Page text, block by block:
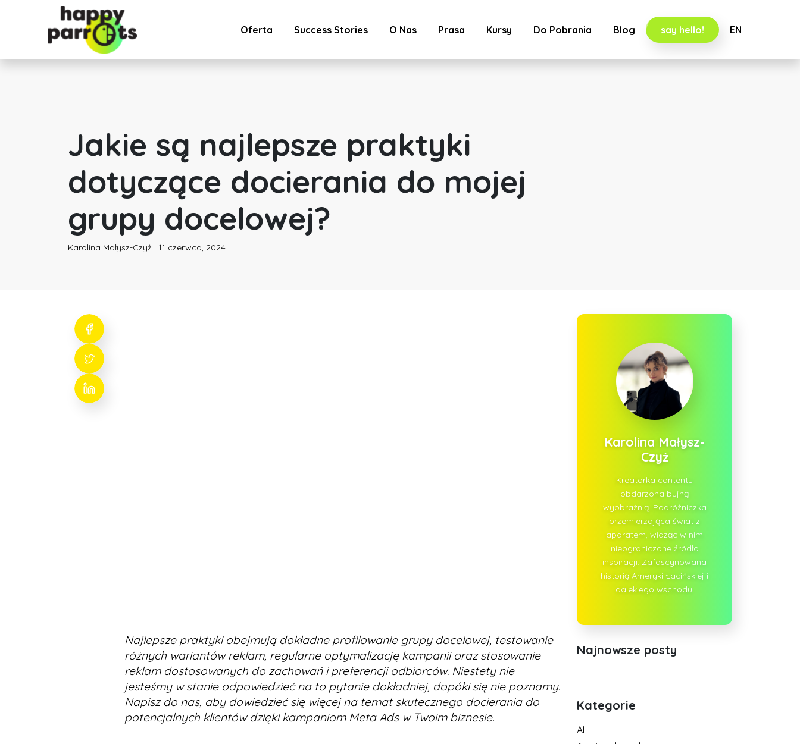
Oferta Success Stories O Nas Prasa Kursy Do Pobrania Blog say hello! EN
Jakie są najlepsze praktyki
dotyczące docierania do mojej
grupy docelowej?
Karolina Małysz-Czyż | 11 czerwca, 2024
Najlepsze praktyki obejmują dokładne profilowanie grupy docelowej, testowanie
różnych wariantów reklam, regularne optymalizację kampanii oraz stosowanie
reklam dostosowanych do zachowań i preferencji odbiorców. Niestety nie
jesteśmy w stanie odpowiedzieć na to pytanie dokładniej, dopóki się nie poznamy.
Napisz do nas, aby dowiedzieć się więcej na temat skutecznego docierania do
potencjalnych klientów dzięki kampaniom Meta Ads w Twoim biznesie.
Karolina Małysz-
Czyż
Kreatorka contentu
obdarzona bujną
wyobraźnią. Podróżniczka
przemierzająca świat z
aparatem, widząc w nim
nieograniczone źródło
inspiracji. Zafascynowana
historią Ameryki Łacińskiej i
dalekiego wschodu.
Najnowsze posty
Kategorie
AI